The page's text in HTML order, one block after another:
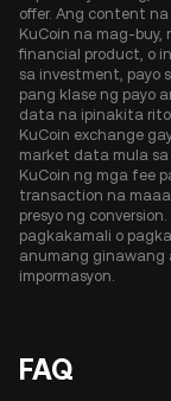
offer. Ang content
KuCoin na mag-buy,
financial product, o
sa investment, payo
pang klase ng payo
data na ipinakita
KuCoin exchange
market data mula
KuCoin ng mga fee
transaction na
presyo ng
pagkakamali o
anumang ginawang
impormasyon.
FAQ